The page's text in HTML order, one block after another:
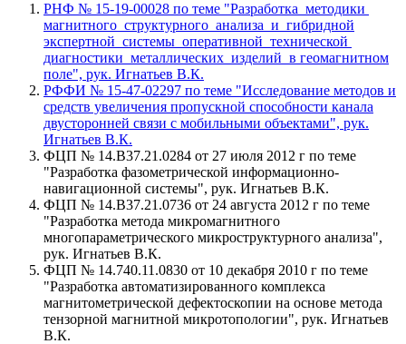
РНФ № 15-19-00028 по теме "Разработка методики
магнитного структурного анализа и гибридной
экспертной системы оперативной технической
диагностики металлических изделий в геомагнитном
поле", рук. Игнатьев В.К.
РФФИ № 15-47-02297 по теме "Исследование методов и
средств увеличения пропускной способности канала
двусторонней связи с мобильными объектами", рук.
Игнатьев В.К.
ФЦП № 14.В37.21.0284 от 27 июля 2012 г по теме
"Разработка фазометрической информационно-
навигационной системы", рук. Игнатьев В.К.
ФЦП № 14.В37.21.0736 от 24 августа 2012 г по теме
"Разработка метода микромагнитного
многопараметрического микроструктурного анализа",
рук. Игнатьев В.К.
ФЦП № 14.740.11.0830 от 10 декабря 2010 г по теме
"Разработка автоматизированного комплекса
магнитометрической дефектоскопии на основе метода
тензорной магнитной микротопологии", рук. Игнатьев
В.К.